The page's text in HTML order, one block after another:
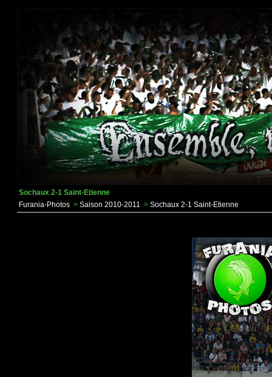
Sochaux 2-1 Saint-Etienne
Furania-Photos > Saison 2010-2011 > Sochaux 2-1 Saint-Etienne